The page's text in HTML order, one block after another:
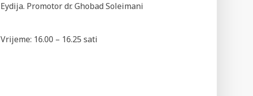
Eydija. Promotor dr. Ghobad Soleimani
Vrijeme: 16.00 – 16.25 sati